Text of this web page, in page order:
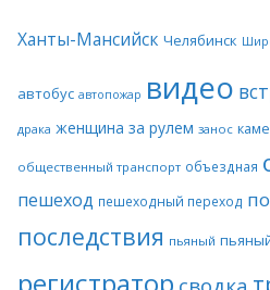
Ханты-Мансийск Челябинск
автобус автопожар видео
драка женщина за рулем занос
общественный транспорт объездная
пешеход пешеходный переход
последствия пьяный